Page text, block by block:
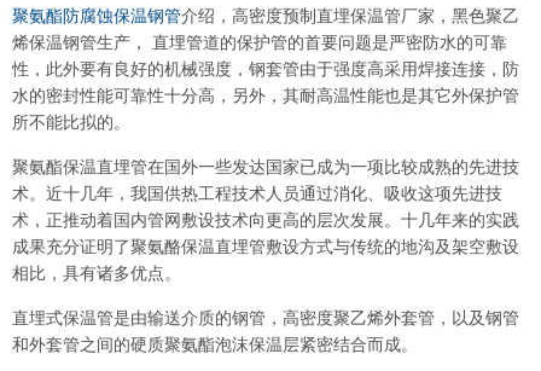
聚氨酯防腐蚀保温钢管介绍，高密度预制直埋保温管厂家，黑色聚乙
烯保温钢管生产， 直埋管道的保护管的首要问题是严密防水的可靠
性，此外要有良好的机械强度，钢套管由于强度高采用焊接连接，防
水的密封性能可靠性十分高，另外，其耐高温性能也是其它外保护管
所不能比拟的。
聚氨酯保温直埋管在国外一些发达国家已成为一项比较成熟的先进技
术。近十几年，我国供热工程技术人员通过消化、吸收这项先进技
术，正推动着国内管网敷设技术向更高的层次发展。十几年来的实践
成果充分证明了聚氨酪保温直埋管敷设方式与传统的地沟及架空敷设
相比，具有诸多优点。
直埋式保温管是由输送介质的钢管，高密度聚乙烯外套管，以及钢管
和外套管之间的硬质聚氨酯泡沫保温层紧密结合而成。